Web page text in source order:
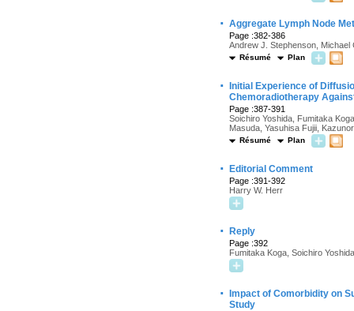
· Aggregate Lymph Node
Page :382-386
Andrew J. Stephenson, Michael
Résumé Plan
·
Initial Experience of
Chemoradiotherapy
Page :387-391
Soichiro Yoshida, Fumitaka
Masuda, Yasuhisa Fujii,
Résumé Plan
· Editorial Comment
Page :391-392
Harry W. Herr
· Reply
Page :392
Fumitaka Koga, Soichiro
·
Impact of Comorbidity on
Study